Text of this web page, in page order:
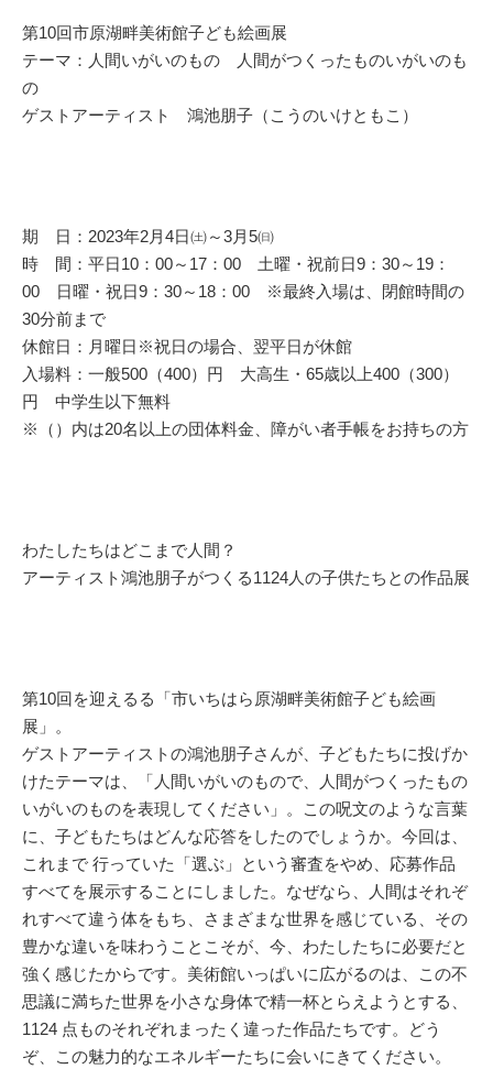
第10回市原湖畔美術館子ども絵画展
テーマ：人間いがいのもの 人間がつくったものいがいのも
の
ゲストアーティスト 鴻池朋子（こうのいけともこ）
期 日：2023年2月4日㈯～3月5㈰
時 間：平日10：00～17：00 土曜・祝前日9：30～19：
00 日曜・祝日9：30～18：00 ※最終入場は、閉館時間の
30分前まで
休館日：月曜日※祝日の場合、翌平日が休館
入場料：一般500（400）円 大高生・65歳以上400（300）
円 中学生以下無料
※（）内は20名以上の団体料金、障がい者手帳をお持ちの方
わたしたちはどこまで人間？
アーティスト鴻池朋子がつくる1124人の子供たちとの作品展
第10回を迎えるる「市いちはら原湖畔美術館子ども絵画
展」。
ゲストアーティストの鴻池朋子さんが、子どもたちに投げか
けたテーマは、「人間いがいのもので、人間がつくったもの
いがいのものを表現してください」。この呪文のような言葉
に、子どもたちはどんな応答をしたのでしょうか。今回は、
これまで 行っていた「選ぶ」という審査をやめ、応募作品
すべてを展示することにしました。なぜなら、人間はそれぞ
れすべて違う体をもち、さまざまな世界を感じている、その
豊かな違いを味わうことこそが、今、わたしたちに必要だと
強く感じたからです。美術館いっぱいに広がるのは、この不
思議に満ちた世界を小さな身体で精一杯とらえようとする、
1124 点ものそれぞれまったく違った作品たちです。どう
ぞ、この魅力的なエネルギーたちに会いにきてください。